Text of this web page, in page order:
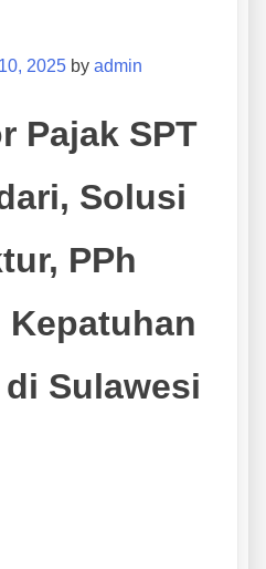
2025 by admin
Pajak SPT
Solusi
PPh
Kepatuhan
Sulawesi